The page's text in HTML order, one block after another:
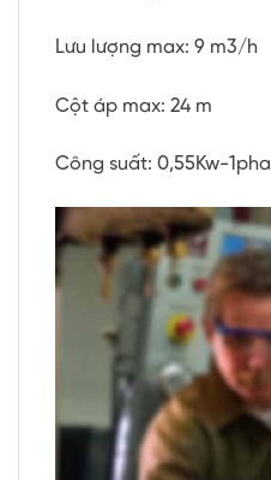
Lưu lượng max: 9 m3/h
Cột áp max: 24 m
Công suất: 0,55Kw-1pha